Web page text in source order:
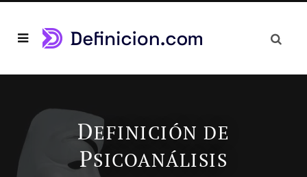
DEFINICIÓN DE
PSICOANÁLISIS